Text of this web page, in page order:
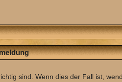
sind. Wenn dies der Fall ist,